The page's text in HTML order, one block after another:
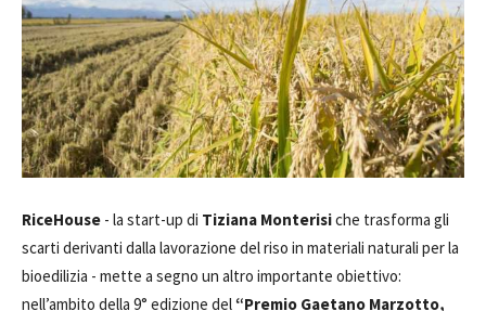
RiceHouse - la start-up di Tiziana Monterisiche trasforma gli
scarti derivanti dalla lavorazione del riso in materiali naturali per la
bioedilizia - mette a segno un altro importante obiettivo:
nell’ambito della 9° edizione del“Premio Gaetano Marzotto,